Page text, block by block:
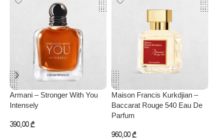
Armani – Stronger With You
Intensely
390,00 ₾
Maison Francis Kurkdjian –
Baccarat Rouge 540 Eau De
Parfum
960,00 ₾